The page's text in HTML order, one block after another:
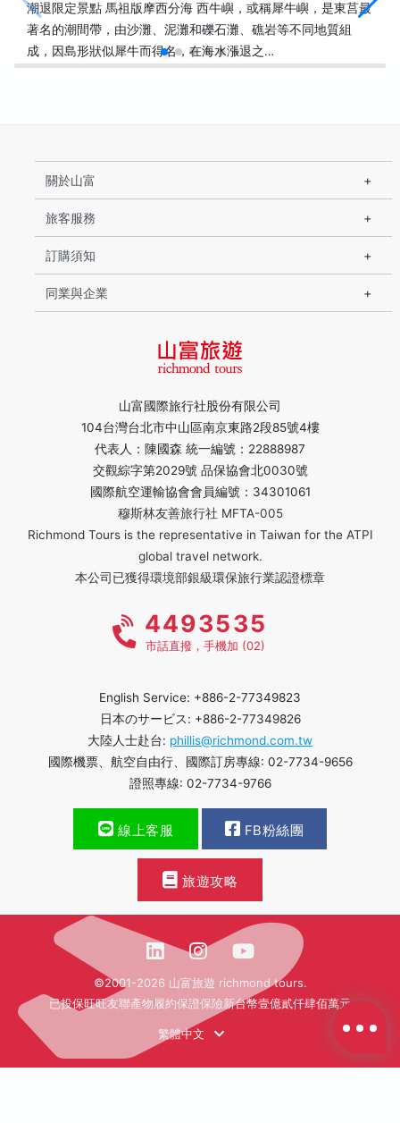
潮退限定景點 馬祖版摩西分海 西牛嶼，或稱犀牛嶼，是東莒最
著名的潮間帶，由沙灘、泥灘和礫石灘、礁岩等不同地質組
成，因島形狀似犀牛而得名，在海水漲退之…
山富國際旅行社股份有限公司
104台灣台北市中山區南京東路2段85號4樓
代表人：陳國森 統一編號：22888987
交觀綜字第2029號 品保協會北0030號
國際航空運輸協會會員編號：34301061
穆斯林友善旅行社 MFTA-005
Richmond Tours is the representative in Taiwan for the ATPI
global travel network.
本公司已獲得環境部銀級環保旅行業認證標章
關於山富
旅客服務
訂購須知
同業與企業
4493535
市話直撥，手機加 (02)
English Service: +886-2-77349823
日本のサービス: +886-2-77349826
大陸人士赴台: phillis@richmond.com.tw
國際機票、航空自由行、國際訂房專線: 02-7734-9656
證照專線: 02-7734-9766
線上客服 FB粉絲團
旅遊攻略
©2001-2026 山富旅遊 richmond tours.
已投保旺旺友聯產物履約保證保險新台幣壹億貳仟肆佰萬元
繁體中文